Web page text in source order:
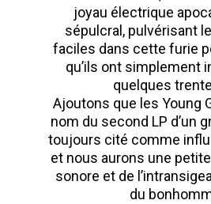
joyau électrique
sépulcral, pulvérisant
faciles dans cette furie
qu’ils ont simplement
quelques
Ajoutons que les Young
nom du second LP d’un
toujours cité comme
et nous aurons une
sonore et de
du